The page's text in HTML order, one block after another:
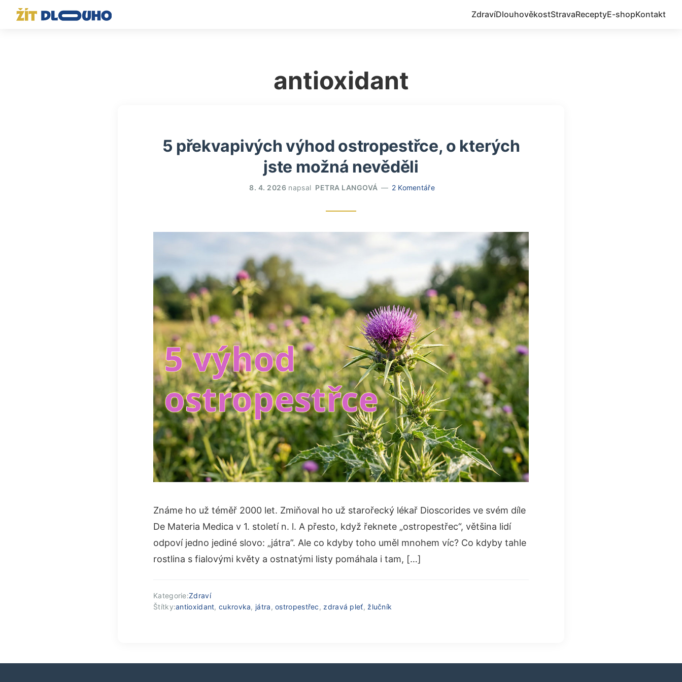
ZdravíDlouhověkostStravaReceptyE-shopKontakt
antioxidant
5 překvapivých výhod ostropestřce, o kterých
jste možná nevěděli
8. 4. 2026 napsal PETRA LANGOVÁ 2 Komentáře
Známe ho už téměř 2000 let. Zmiňoval ho už starořecký lékař Dioscorides ve svém díle
De Materia Medica v 1. století n. l. A přesto, když řeknete „ostropestřec“, většina lidí
odpoví jedno jediné slovo: „játra”. Ale co kdyby toho uměl mnohem víc? Co kdyby tahle
rostlina s fialovými květy a ostnatými listy pomáhala i tam, […]
Kategorie:Zdraví
Štítky:antioxidant,cukrovka, játra,ostropestřec, zdravá pleť, žlučník